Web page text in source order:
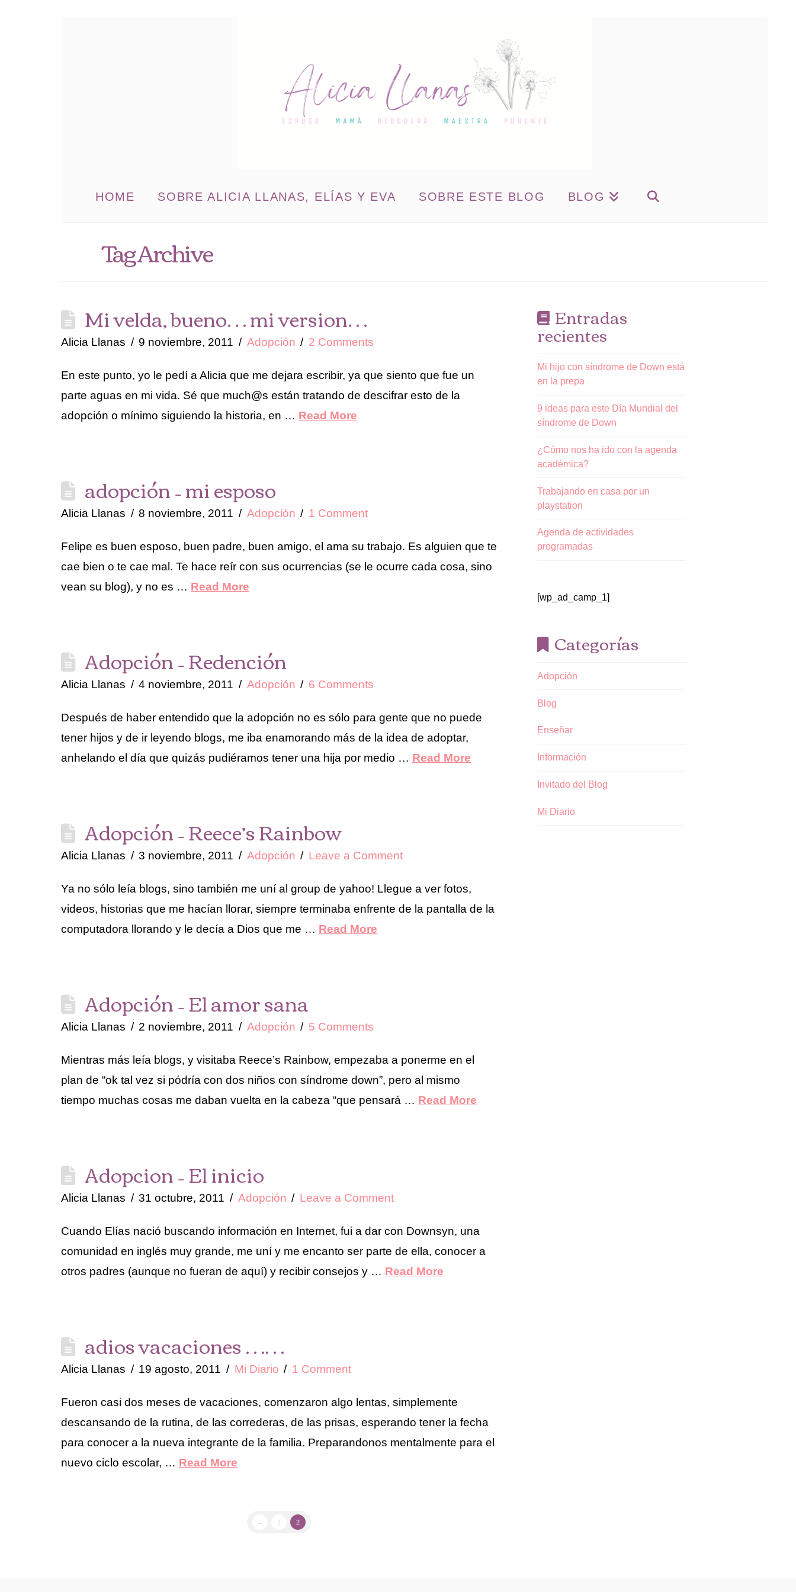
HOME SOBRE ALICIA LLANAS, ELÍAS Y EVA SOBRE ESTE BLOG BLOG
Tag Archive
Mi velda, bueno… mi version…
Alicia Llanas 9 noviembre, 2011 Adopción 2 Comments
En este punto, yo le pedí a Alicia que me dejara escribir, ya que siento que fue un
parte aguas en mi vida. Sé que much@s están tratando de descifrar esto de la
adopción o mínimo siguiendo la historia, en … Read More
adopción – mi esposo
Alicia Llanas 8 noviembre, 2011 Adopción 1 Comment
Felipe es buen esposo, buen padre, buen amigo, el ama su trabajo. Es alguien que te
cae bien o te cae mal. Te hace reír con sus ocurrencias (se le ocurre cada cosa, sino
vean su blog), y no es … Read More
Adopción – Redención
Alicia Llanas 4 noviembre, 2011 Adopción 6 Comments
Después de haber entendido que la adopción no es sólo para gente que no puede
tener hijos y de ir leyendo blogs, me iba enamorando más de la idea de adoptar,
anhelando el día que quizás pudiéramos tener una hija por medio … Read More
Adopción – Reece’s Rainbow
Alicia Llanas 3 noviembre, 2011 Adopción Leave a Comment
Ya no sólo leía blogs, sino también me uní al group de yahoo! Llegue a ver fotos,
videos, historias que me hacían llorar, siempre terminaba enfrente de la pantalla de la
computadora llorando y le decía a Dios que me … Read More
Adopción – El amor sana
Alicia Llanas 2 noviembre, 2011 Adopción 5 Comments
Mientras más leía blogs, y visitaba Reece’s Rainbow, empezaba a ponerme en el
plan de “ok tal vez si pódría con dos niños con síndrome down”, pero al mismo
tiempo muchas cosas me daban vuelta en la cabeza “que pensará … Read More
Adopcion – El inicio
Alicia Llanas 31 octubre, 2011 Adopción Leave a Comment
Cuando Elías nació buscando información en Internet, fui a dar con Downsyn, una
comunidad en inglés muy grande, me uní y me encanto ser parte de ella, conocer a
otros padres (aunque no fueran de aquí) y recibir consejos y … Read More
adios vacaciones ……
Alicia Llanas 19 agosto, 2011 Mi Diario 1 Comment
Fueron casi dos meses de vacaciones, comenzaron algo lentas, simplemente
descansando de la rutina, de las correderas, de las prisas, esperando tener la fecha
para conocer a la nueva integrante de la familia. Preparandonos mentalmente para el
nuevo ciclo escolar, … Read More
← 1 2
Entradas
recientes
Mi hijo con síndrome de Down está
en la prepa
9 ideas para este Día Mundial del
síndrome de Down
¿Cómo nos ha ido con la agenda
académica?
Trabajando en casa por un
playstation
Agenda de actividades
programadas
[wp_ad_camp_1]
Categorías
Adopción
Blog
Enseñar
Información
Invitado del Blog
Mi Diario